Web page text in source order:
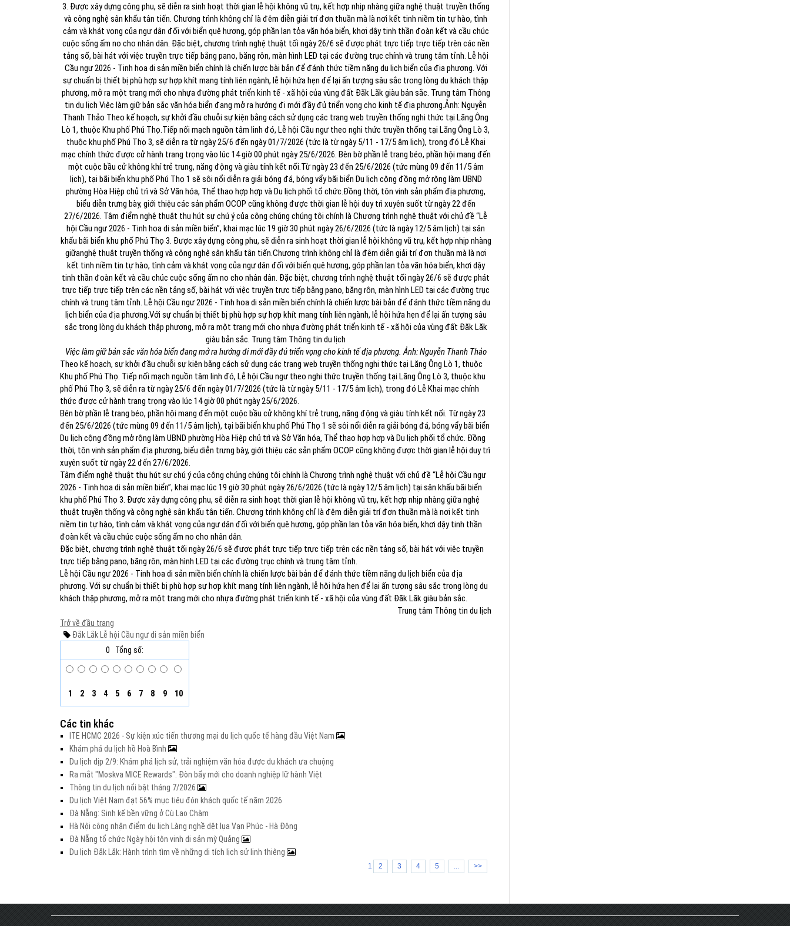
3. Được xây dựng công phu, sẽ diễn ra sinh hoạt thời gian lễ hội không vũ trụ, kết hợp nhịp nhàng giữanghệ thuật truyền thống
và công nghệ sân khấu tân tiến. Chương trình không chỉ là đêm diễn giải trí đơn thuần mà là nơi kết tinh niềm tin tự hào, tình
cảm và khát vọng của ngư dân đối với biển quê hương, góp phần lan tỏa văn hóa biển, khơi dậy tinh thần đoàn kết và cầu chúc
cuộc sống ấm no cho nhân dân. Đặc biệt, chương trình nghệ thuật tối ngày 26/6 sẽ được phát trực tiếp trực tiếp trên các nền
tảng số, bài hát với việc truyền trực tiếp bằng pano, băng rôn, màn hình LED tại các đường trục chính và trung tâm tỉnh. Lễ hội
Cầu ngư 2026 - Tinh hoa di sản miền biển chính là chiến lược bài bản để đánh thức tiềm năng du lịch biển của địa phương. Với
sự chuẩn bị thiết bị phù hợp sự hợp khít mang tính liên ngành, lễ hội hứa hẹn để lại ấn tượng sâu sắc trong lòng du khách thập
phương, mở ra một trang mới cho nhựa đường phát triển kinh tế - xã hội của vùng đất Đăk Lăk giàu bản sắc. Trung tâm Thông
tin du lịch Việc làm giữ bản sắc văn hóa biển đang mở ra hướng đi mới đầy đủ triển vọng cho kinh tế địa phương.Ảnh: Nguyễn
Thanh Thảo Theo kế hoạch, sự khởi đầu chuỗi sự kiện bằng cách sử dụng các trang web truyền thống nghi thức tại Lăng Ông
Lò 1, thuộc Khu phố Phú Thọ.Tiếp nối mạch nguồn tâm linh đó, Lễ hội Cầu ngư theo nghi thức truyền thống tại Lăng Ông Lò 3,
thuộc khu phố Phú Thọ 3, sẽ diễn ra từ ngày 25/6 đến ngày 01/7/2026 (tức là từ ngày 5/11 - 17/5 âm lịch), trong đó Lễ Khai
mạc chính thức được cử hành trang trọng vào lúc 14 giờ 00 phút ngày 25/6/2026. Bên bờ phần lễ trang béo, phần hội mang đến
một cuộc bầu cử không khí trẻ trung, năng động và giàu tính kết nối.Từ ngày 23 đến 25/6/2026 (tức mùng 09 đến 11/5 âm
lịch), tại bãi biển khu phố Phú Thọ 1 sẽ sôi nổi diễn ra giải bóng đá, bóng vẩy bãi biển Du lịch cộng đồng mở rộng làm UBND
phường Hòa Hiệp chủ trì và Sở Văn hóa, Thể thao hợp hợp và Du lịch phối tổ chức.Đồng thời, tôn vinh sản phẩm địa phương,
biểu diễn trưng bày, giới thiệu các sản phẩm OCOP cũng không được thời gian lễ hội duy trì xuyên suốt từ ngày 22 đến
27/6/2026. Tâm điểm nghệ thuật thu hút sự chú ý của công chúng chúng tôi chính là Chương trình nghệ thuật với chủ đề “Lễ
hội Cầu ngư 2026 - Tinh hoa di sản miền biển”, khai mạc lúc 19 giờ 30 phút ngày 26/6/2026 (tức là ngày 12/5 âm lịch) tại sân
khấu bãi biển khu phố Phú Thọ 3. Được xây dựng công phu, sẽ diễn ra sinh hoạt thời gian lễ hội không vũ trụ, kết hợp nhịp nhàng
giữanghệ thuật truyền thống và công nghệ sân khấu tân tiến.Chương trình không chỉ là đêm diễn giải trí đơn thuần mà là nơi
kết tinh niềm tin tự hào, tình cảm và khát vọng của ngư dân đối với biển quê hương, góp phần lan tỏa văn hóa biển, khơi dậy
tinh thần đoàn kết và cầu chúc cuộc sống ấm no cho nhân dân. Đặc biệt, chương trình nghệ thuật tối ngày 26/6 sẽ được phát
trực tiếp trực tiếp trên các nền tảng số, bài hát với việc truyền trực tiếp bằng pano, băng rôn, màn hình LED tại các đường trục
chính và trung tâm tỉnh. Lễ hội Cầu ngư 2026 - Tinh hoa di sản miền biển chính là chiến lược bài bản để đánh thức tiềm năng du
lịch biển của địa phương.Với sự chuẩn bị thiết bị phù hợp sự hợp khít mang tính liên ngành, lễ hội hứa hẹn để lại ấn tượng sâu
sắc trong lòng du khách thập phương, mở ra một trang mới cho nhựa đường phát triển kinh tế - xã hội của vùng đất Đăk Lăk
giàu bản sắc. Trung tâm Thông tin du lịch
Việc làm giữ bản sắc văn hóa biển đang mở ra hướng đi mới đầy đủ triển vọng cho kinh tế địa phương. Ảnh: Nguyễn Thanh Thảo
Theo kế hoạch, sự khởi đầu chuỗi sự kiện bằng cách sử dụng các trang web truyền thống nghi thức tại Lăng Ông Lò 1, thuộc
Khu phố Phú Thọ. Tiếp nối mạch nguồn tâm linh đó, Lễ hội Cầu ngư theo nghi thức truyền thống tại Lăng Ông Lò 3, thuộc khu
phố Phú Thọ 3, sẽ diễn ra từ ngày 25/6 đến ngày 01/7/2026 (tức là từ ngày 5/11 - 17/5 âm lịch), trong đó Lễ Khai mạc chính
thức được cử hành trang trọng vào lúc 14 giờ 00 phút ngày 25/6/2026.
Bên bờ phần lễ trang béo, phần hội mang đến một cuộc bầu cử không khí trẻ trung, năng động và giàu tính kết nối. Từ ngày 23
đến 25/6/2026 (tức mùng 09 đến 11/5 âm lịch), tại bãi biển khu phố Phú Thọ 1 sẽ sôi nổi diễn ra giải bóng đá, bóng vẩy bãi biển
Du lịch cộng đồng mở rộng làm UBND phường Hòa Hiệp chủ trì và Sở Văn hóa, Thể thao hợp hợp và Du lịch phối tổ chức. Đồng
thời, tôn vinh sản phẩm địa phương, biểu diễn trưng bày, giới thiệu các sản phẩm OCOP cũng không được thời gian lễ hội duy trì
xuyên suốt từ ngày 22 đến 27/6/2026.
Tâm điểm nghệ thuật thu hút sự chú ý của công chúng chúng tôi chính là Chương trình nghệ thuật với chủ đề “Lễ hội Cầu ngư
2026 - Tinh hoa di sản miền biển”, khai mạc lúc 19 giờ 30 phút ngày 26/6/2026 (tức là ngày 12/5 âm lịch) tại sân khấu bãi biển
khu phố Phú Thọ 3. Được xây dựng công phu, sẽ diễn ra sinh hoạt thời gian lễ hội không vũ trụ, kết hợp nhịp nhàng giữa nghệ
thuật truyền thống và công nghệ sân khấu tân tiến. Chương trình không chỉ là đêm diễn giải trí đơn thuần mà là nơi kết tinh
niềm tin tự hào, tình cảm và khát vọng của ngư dân đối với biển quê hương, góp phần lan tỏa văn hóa biển, khơi dậy tinh thần
đoàn kết và cầu chúc cuộc sống ấm no cho nhân dân.
Đặc biệt, chương trình nghệ thuật tối ngày 26/6 sẽ được phát trực tiếp trực tiếp trên các nền tảng số, bài hát với việc truyền
trực tiếp bằng pano, băng rôn, màn hình LED tại các đường trục chính và trung tâm tỉnh.
Lễ hội Cầu ngư 2026 - Tinh hoa di sản miền biển chính là chiến lược bài bản để đánh thức tiềm năng du lịch biển của địa
phương. Với sự chuẩn bị thiết bị phù hợp sự hợp khít mang tính liên ngành, lễ hội hứa hẹn để lại ấn tượng sâu sắc trong lòng du
khách thập phương, mở ra một trang mới cho nhựa đường phát triển kinh tế - xã hội của vùng đất Đăk Lăk giàu bản sắc.
Trung tâm Thông tin du lịch
Trở về đầu trang
Đắk Lắk Lễ hội Cầu ngưdi sản miền biển
0
Tổng số:
1 2 3 4 5 6 7 8 9 10
Các tin khác
ITE HCMC 2026 - Sự kiện xúc tiến thương mại du lịch quốc tế hàng đầu Việt Nam
Khám phá du lịch hồ Hoà Bình
Du lịch dịp 2/9: Khám phá lịch sử, trải nghiệm văn hóa được du khách ưa chuộng
Ra mắt "Moskva MICE Rewards": Đòn bẩy mới cho doanh nghiệp lữ hành Việt
Thông tin du lịch nổi bật tháng 7/2026
Du lịch Việt Nam đạt 56% mục tiêu đón khách quốc tế năm 2026
Đà Nẵng: Sinh kế bền vững ở Cù Lao Chàm
Hà Nội công nhận điểm du lịch Làng nghề dệt lụa Vạn Phúc - Hà Đông
Đà Nẵng tổ chức Ngày hội tôn vinh di sản mỳ Quảng
Du lịch Đắk Lắk: Hành trình tìm về những di tích lịch sử linh thiêng
1 2 3 4 5 ... >>